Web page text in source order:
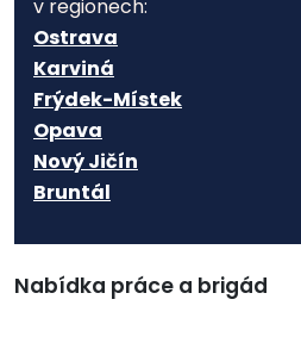
v regionech:
Ostrava
Karviná
Frýdek-Místek
Opava
Nový Jičín
Bruntál
Nabídka práce a brigád